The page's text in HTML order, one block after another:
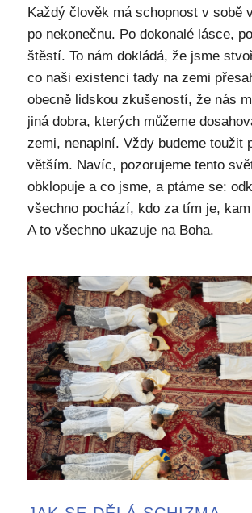
Každý člověk má schopnost v sobě
po nekonečnu. Po dokonalé lásce,
štěstí. To nám dokládá, že jsme
co naši existenci tady na zemi
obecně lidskou zkušeností, že nás
jiná dobra, kterých můžeme
zemi, nenaplní. Vždy budeme toužit
větším. Navíc, pozorujeme tento
obklopuje a co jsme, a ptáme se:
všechno pochází, kdo za tím je,
A to všechno ukazuje na Boha.